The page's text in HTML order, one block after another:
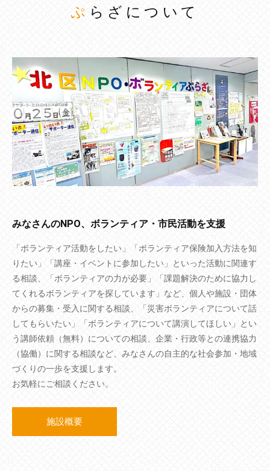
ぷらざについて
みなさんのNPO、ボランティア・市民活動を支援
「ボランティア活動をしたい」「ボランティア保険加入方法を知
りたい」「講座・イベントに参加したい」といった活動に関連す
る相談、「ボランティアの力が必要」「課題解決のために協力し
てくれるボランティアを探しています」など、個人や施設・団体
からの募集・受入に関する相談、「災害ボランティアについて話
してもらいたい」「ボランティアについて講演してほしい」とい
う講師依頼（無料）についての相談、企業・行政等との連携協力
（協働）に関する相談など、みなさんの自主的な社会参加・地域
づくりの一歩を支援します。
お気軽にご相談ください。
施設概要